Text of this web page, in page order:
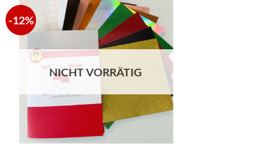
-12%
zur
Wunschliste
hinzufügen
NICHT VORRÄTIG